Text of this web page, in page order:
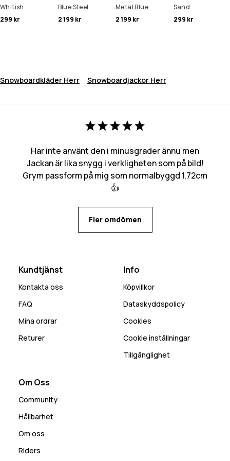
Whitish
299 kr
Blue Steel
2 199 kr
Metal Blue
2 199 kr
Sand
299 kr
Snowboardkläder Herr Snowboardjackor Herr
Har inte använt den i minusgrader ännu men
Jackan är lika snygg i verkligheten som på bild!
Grym passform på mig som normalbyggd 1,72cm
👍
Fler omdömen
Kundtjänst
Kontakta oss
FAQ
Mina ordrar
Returer
Info
Köpvillkor
Dataskyddspolicy
Cookies
Cookie inställningar
Tillgänglighet
Om Oss
Community
Hållbarhet
Om oss
Riders